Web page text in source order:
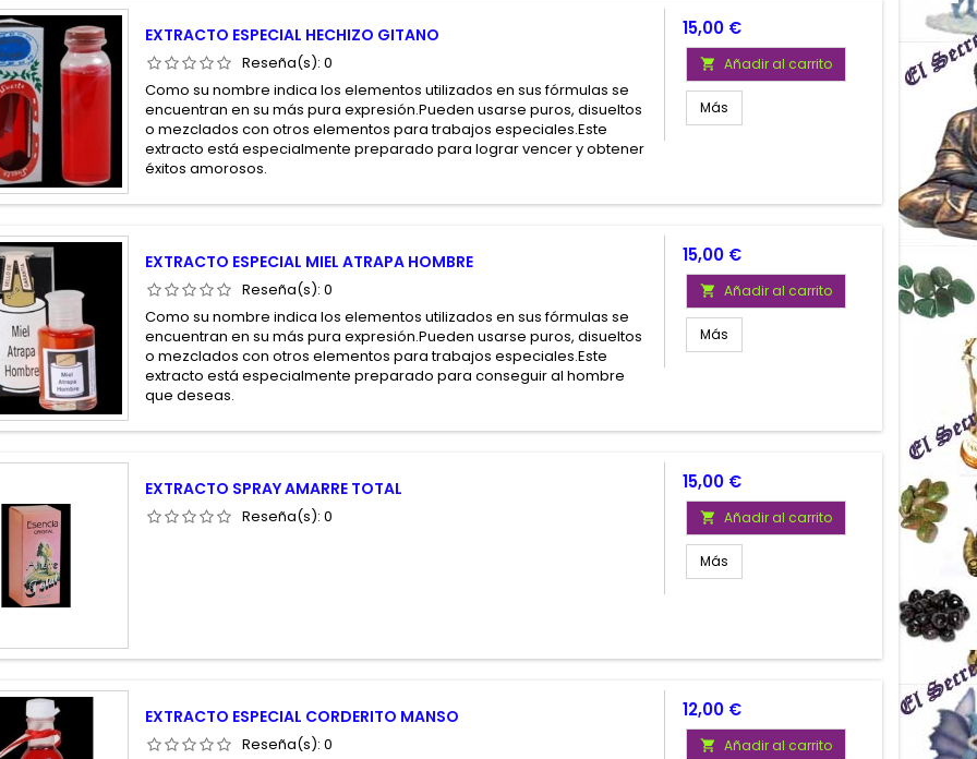
EXTRACTO ESPECIAL HECHIZO GITANO
Reseña(s):0
Como su nombre indica los elementos utilizados en sus fórmulas se
encuentran en su más pura expresión.Pueden usarse puros, disueltos
o mezclados con otros elementos para trabajos especiales.Este
extracto está especialmente preparado para lograr vencer y obtener
éxitos amorosos.
Precio
15,00 €
 Añadir al carrito
Más
EXTRACTO ESPECIAL MIEL ATRAPA HOMBRE
Reseña(s):0
Como su nombre indica los elementos utilizados en sus fórmulas se
encuentran en su más pura expresión.Pueden usarse puros, disueltos
o mezclados con otros elementos para trabajos especiales.Este
extracto está especialmente preparado para conseguir al hombre
que deseas.
Precio
15,00 €
 Añadir al carrito
Más
EXTRACTO SPRAY AMARRE TOTAL
Reseña(s):0
Precio
15,00 €
 Añadir al carrito
Más
EXTRACTO ESPECIAL CORDERITO MANSO
Reseña(s):0
Precio
12,00 €
 Añadir al carrito